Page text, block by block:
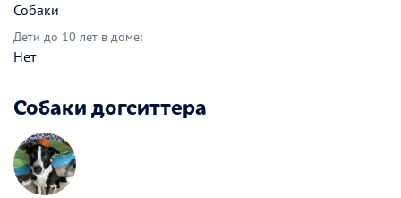
Собаки
Дети до 10 лет в доме:
Нет
Собаки догситтера